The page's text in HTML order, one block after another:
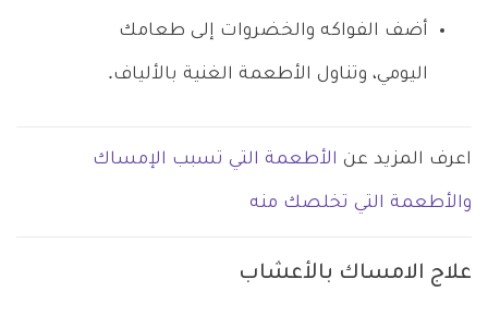
أضف الفواكه والخضروات إلى طعامك
اليومي، وتناول الأطعمة الغنية بالألياف.
اعرف المزيد عن الأطعمة التي تسبب الإمساك
والأطعمة التي تخلصك منه
علاج الامساك بالأعشاب